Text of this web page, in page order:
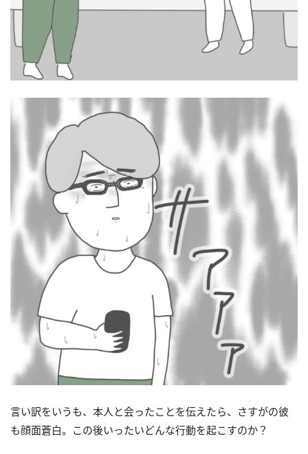
言い訳をいうも、本人と会ったことを伝えたら、さすがの彼
も顔面蒼白。この後いったいどんな行動を起こすのか？